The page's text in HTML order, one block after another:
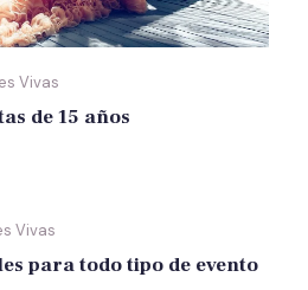
Vivas
de 15 años
Vivas
para todo tipo de evento